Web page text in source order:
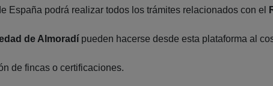
podrá realizar todos los trámites relacionados con el
de Almoradí pueden hacerse desde esta plataforma al
de fincas o certificaciones.